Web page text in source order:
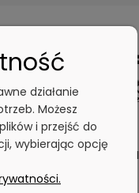
BALKONOWYCH ORION
działanie
Możesz
i przejść do
wybierając opcję